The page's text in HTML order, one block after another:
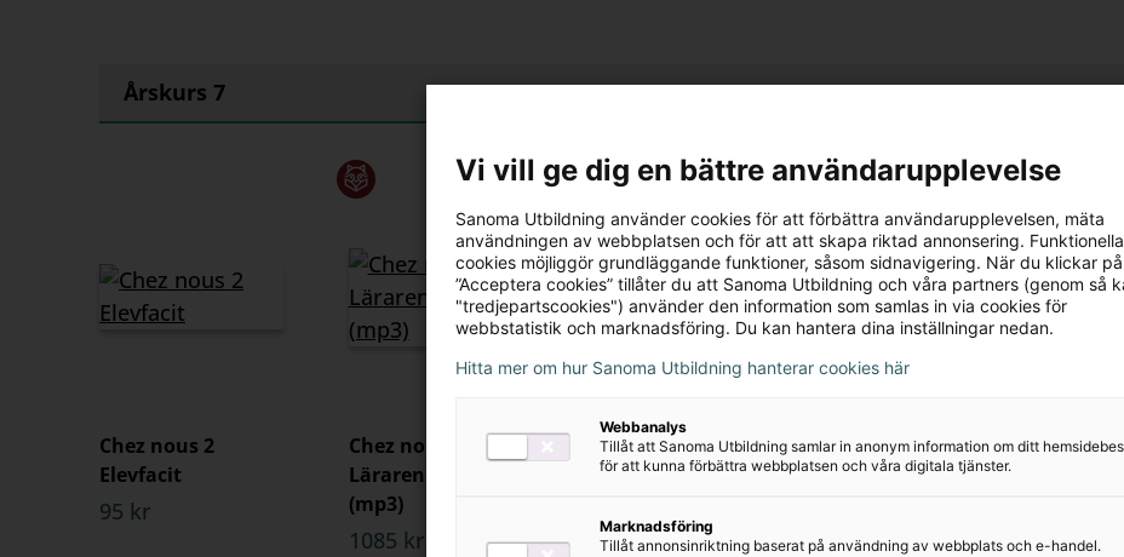
Årskurs 7
Chez nous 2
Elevfacit
95 kr
Chez nous 2
Lärarens ljudfiler
(mp3)
1085 kr
Chez nous 2
Lärarhandledning
Chez nous 2
Textbok inkl.
Vi vill ge dig en bättre användarupplevelse
Sanoma Utbildning använder cookies för att förbättra användarupplevelsen, mäta
användningen av webbplatsen och för att att skapa riktad annonsering. Funktionella
cookies möjliggör grundläggande funktioner, såsom sidnavigering. När du klickar på
”Acceptera cookies” tillåter du att Sanoma Utbildning och våra partners (genom så
"tredjepartscookies") använder den information som samlas in via cookies för
webbstatistik och marknadsföring. Du kan hantera dina inställningar nedan.
Hitta mer om hur Sanoma Utbildning hanterar cookies här
Webbanalys
Tillåt att Sanoma Utbildning samlar in anonym information om ditt
för att kunna förbättra webbplatsen och våra digitala tjänster.
Marknadsföring
Tillåt annonsinriktning baserat på användning av webbplats och e-handel.